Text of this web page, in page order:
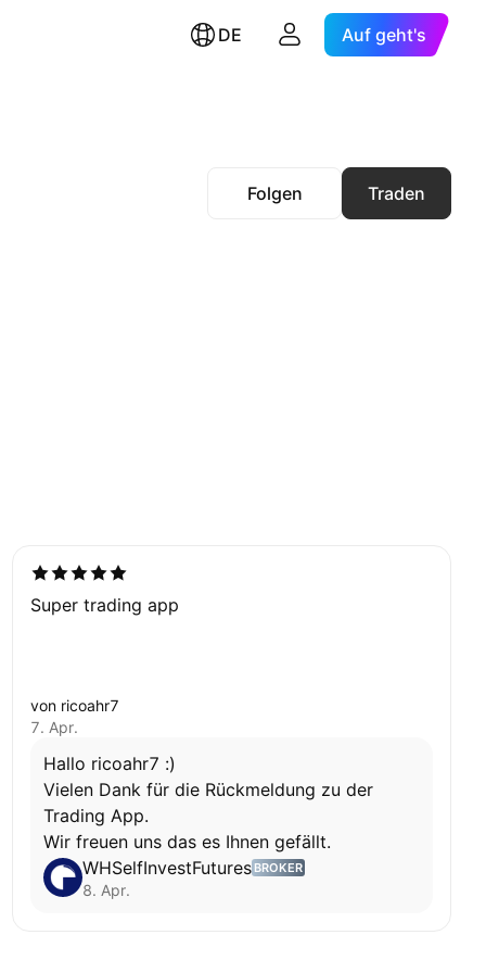
DE Auf geht's
Traden
Folgen
Super trading app
von ricoahr7
7. Apr.
Hallo ricoahr7 :)
Vielen Dank für die Rückmeldung zu der
Trading App.
Wir freuen uns das es Ihnen gefällt.
WHSelfInvestFutures BROKER
8. Apr.